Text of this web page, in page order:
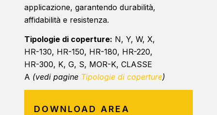
applicazione, garantendo durabilità,
affidabilità e resistenza.
Tipologie di coperture: N, Y, W, X,
HR-130, HR-150, HR-180, HR-220,
HR-300, K, G, S, MOR-K, CLASSE
A (vedi pagine Tipologie di coperture)
DOWNLOAD AREA